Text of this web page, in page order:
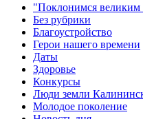
"Поклонимся
Без рубрики
Благоустройство
Герои нашего времени
Даты
Здоровье
Конкурсы
Люди земли
Молодое поколение